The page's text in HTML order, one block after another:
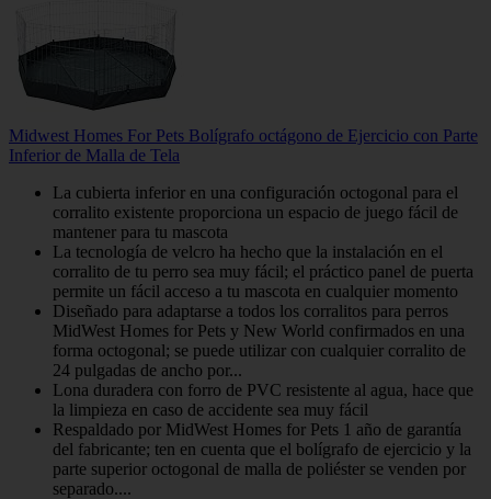
Midwest Homes For Pets Bolígrafo octágono de Ejercicio con Parte
Inferior de Malla de Tela
La cubierta inferior en una configuración octogonal para el
corralito existente proporciona un espacio de juego fácil de
mantener para tu mascota
La tecnología de velcro ha hecho que la instalación en el
corralito de tu perro sea muy fácil; el práctico panel de puerta
permite un fácil acceso a tu mascota en cualquier momento
Diseñado para adaptarse a todos los corralitos para perros
MidWest Homes for Pets y New World confirmados en una
forma octogonal; se puede utilizar con cualquier corralito de
24 pulgadas de ancho por...
Lona duradera con forro de PVC resistente al agua, hace que
la limpieza en caso de accidente sea muy fácil
Respaldado por MidWest Homes for Pets 1 año de garantía
del fabricante; ten en cuenta que el bolígrafo de ejercicio y la
parte superior octogonal de malla de poliéster se venden por
separado....